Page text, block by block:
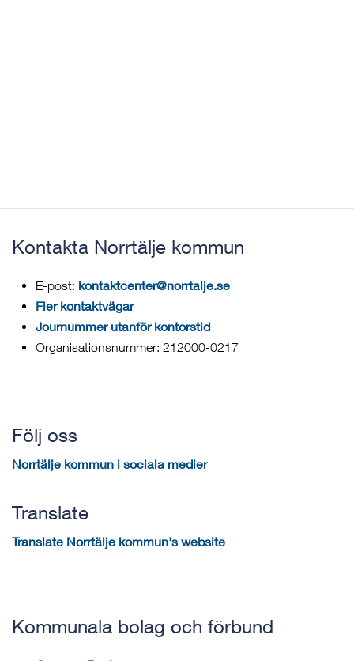
Kontakta Norrtälje kommun
E-post: kontaktcenter@norrtalje.se
Fler kontaktvägar
Journummer utanför kontorstid
Organisationsnummer: 212000-0217
Följ oss
Norrtälje kommun i sociala medier
Translate
Translate Norrtälje kommun's website
Kommunala bolag och förbund